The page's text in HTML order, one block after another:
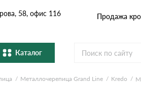
Продажа
58, офис 116
Каталог
Металлочерепица
Металлочерепица Grand Line Kredo